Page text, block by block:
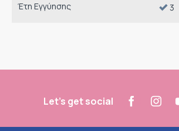
Έτη Εγγύησης 3
Let's get social